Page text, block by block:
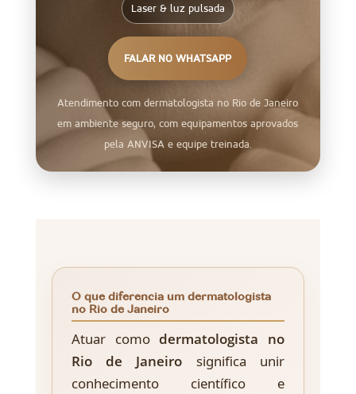
Laser & luz pulsada
FALAR NO WHATSAPP
Atendimento com dermatologista no Rio de Janeiro
em ambiente seguro, com equipamentos aprovados
pela ANVISA e equipe treinada.
O que diferencia um dermatologista
no Rio de Janeiro
Atuar comodermatologista no
Rio de Janeiro significa unir
conhecimento científico e